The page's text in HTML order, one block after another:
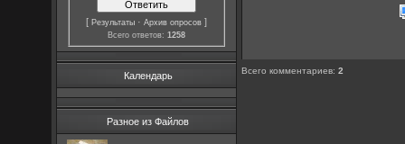
[Результаты ·Архив опросов ]
Всего ответов:1258
Календарь
Разное из Файлов
Всего комментариев:2